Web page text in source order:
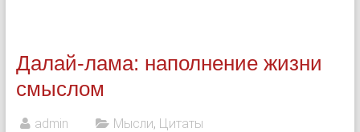
Далай-лама: наполнение жизни
смыслом
admin Мысли, Цитаты